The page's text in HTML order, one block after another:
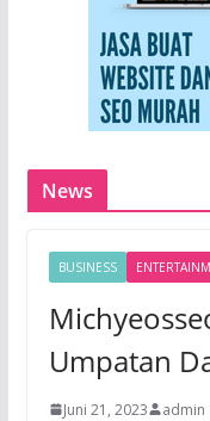
News
BUSINESS
Umpatan
Juni 21, 2023 admin